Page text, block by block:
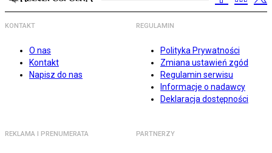
KONTAKT
O nas
Kontakt
Napisz do nas
REGULAMIN
Polityka Prywatności
Zmiana ustawień zgód
Regulamin serwisu
Informacje o nadawcy
Deklaracja dostępności
REKLAMA I PRENUMERATA PARTNERZY